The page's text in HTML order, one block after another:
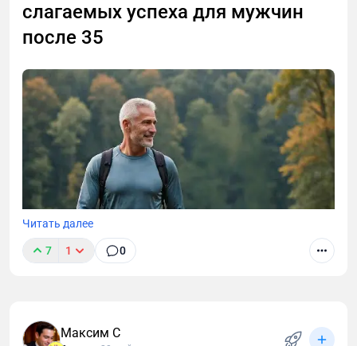
слагаемых успеха для мужчин
после 35
Читать далее
7 1 0
Максим С